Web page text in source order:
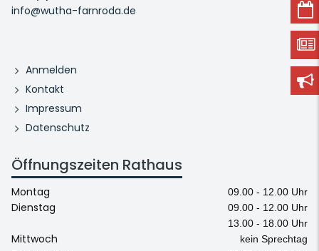
info@wutha-farnroda.de
Anmelden
Kontakt
Impressum
Datenschutz
Öffnungszeiten Rathaus
Montag 09.00 - 12.00 Uhr
Dienstag
09.00 - 12.00 Uhr
13.00 - 18.00 Uhr
Mittwoch kein Sprechtag